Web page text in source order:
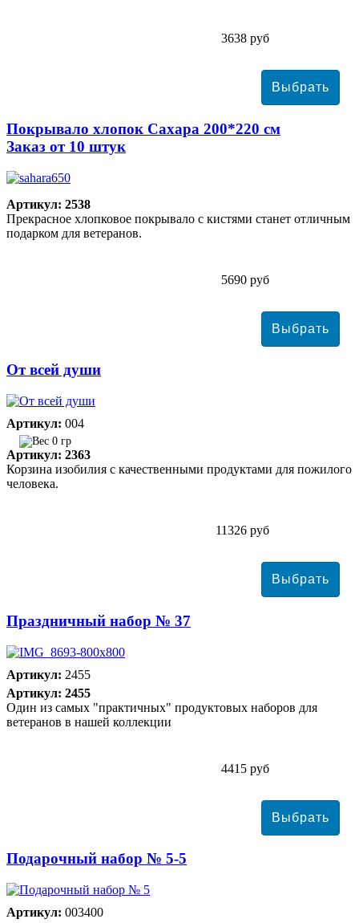
3638 руб
Покрывало хлопок Сахара 200*220 см
Заказ от 10 штук
Артикул: 2538
Прекрасное хлопковое покрывало с кистями станет отличным
подарком для ветеранов.
5690 руб
От всей души
Артикул: 004
0 гр
Артикул: 2363
Корзина изобилия с качественными продуктами для пожилого
человека.
11326 руб
Праздничный набор № 37
Артикул: 2455
Артикул: 2455
Один из самых "практичных" продуктовых наборов для
ветеранов в нашей коллекции
4415 руб
Подарочный набор № 5-5
Артикул: 003400